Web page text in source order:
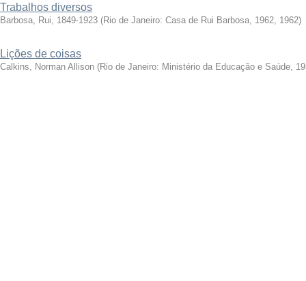
Trabalhos diversos
Barbosa, Rui, 1849-1923 (Rio de Janeiro: Casa de Rui Barbosa, 1962, 1962)
Lições de coisas
Calkins, Norman Allison (Rio de Janeiro: Ministério da Educação e Saúde,